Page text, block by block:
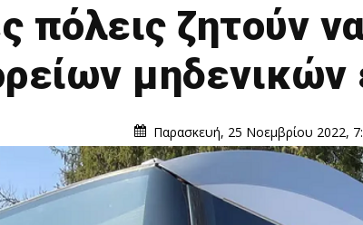
πόλεις ζητούν
Παρασκευή, 25 Νοεμβρίου 2022,